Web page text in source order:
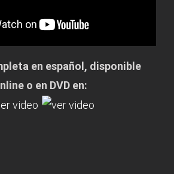
en español, disponible
o en DVD en: